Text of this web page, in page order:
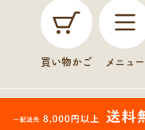
買い物かご メニュー